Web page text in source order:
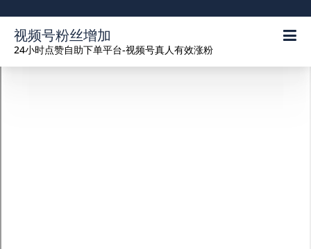
视频号粉丝增加
24小时点赞自助下单平台-视频号真人有效涨粉